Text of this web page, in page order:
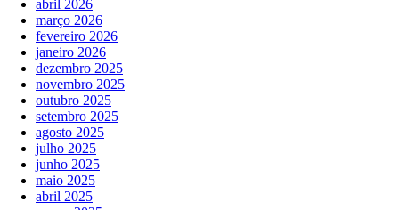
abril 2026
março 2026
fevereiro 2026
janeiro 2026
dezembro 2025
novembro 2025
outubro 2025
setembro 2025
agosto 2025
julho 2025
junho 2025
maio 2025
abril 2025